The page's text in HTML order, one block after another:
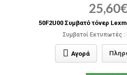
50F2U00 Συμβατό τόνερ
Συμβατοί Εκτυπωτές :
Αγορά